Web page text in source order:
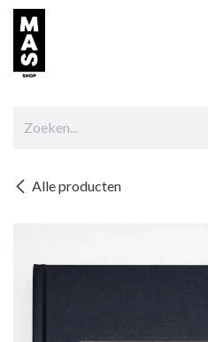
Overslaan naar inhoud
Alle producten